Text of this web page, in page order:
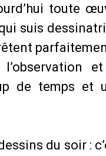
toute
suis
de temps et
du soir :